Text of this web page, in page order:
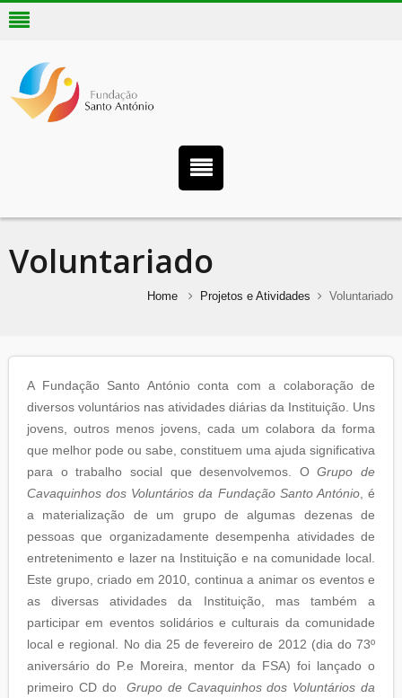
Voluntariado
Home Projetos e Atividades Voluntariado
A Fundação Santo António conta com a colaboração de
diversos voluntários nas atividades diárias da Instituição. Uns
jovens, outros menos jovens, cada um colabora da forma
que melhor pode ou sabe, constituem uma ajuda significativa
para o trabalho social que desenvolvemos. OGrupo de
Cavaquinhos dos Voluntários da Fundação Santo António, é
a materialização de um grupo de algumas dezenas de
pessoas que organizadamente desempenha atividades de
entretenimento e lazer na Instituição e na comunidade local.
Este grupo, criado em 2010, continua a animar os eventos e
as diversas atividades da Instituição, mas também a
participar em eventos solidários e culturais da comunidade
local e regional. No dia 25 de fevereiro de 2012 (dia do 73º
aniversário do P.e Moreira, mentor da FSA) foi lançado o
primeiro CD doGrupo de Cavaquinhos dos Voluntários da